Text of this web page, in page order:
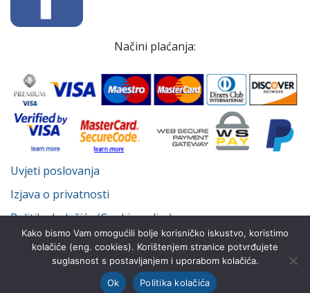
Načini plaćanja:
Uvjeti poslovanja
Izjava o privatnosti
Politika kolačića (Cookie policy)
© Despot Infinitus d.o.o. 2022.-2026. Sva prava pridržana.
Kako bismo Vam omogućili bolje korisničko iskustvo, koristimo
kolačiće (eng. cookies). Korištenjem stranice potvrđujete
suglasnost s postavljanjem i uporabom kolačića.
Ok
Politika kolačića